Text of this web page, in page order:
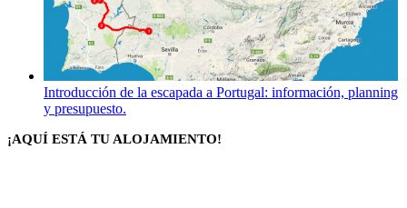
Introducción de la escapada a Portugal: información, planning
y presupuesto.
¡AQUÍ ESTÁ TU ALOJAMIENTO!